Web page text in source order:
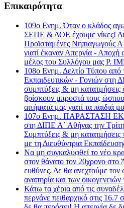
Επικαιρότητα
109ο Ενημ. Όταν ο κλάδος
ΣΕΠΕ & ΔΟΕ έχουμε νίκες!
Προϊσταμένες Νηπιαγωγούς
γιατί έκαναν Απεργία -
μέλος του Συλλόγου μας Ρ.
108ο Ενημ. Δελτίο Τύπου
Εκπαιδευτικών - Γονιών στη
συμπτύξεις & μη
βρίσκουν μπροστά τους
αιτήματά μας γιατί τα παιδιά
107o Ενημ. ΠΑΡΑΣΤΑΣΗ
στη ΔΙΠΕ Α΄ Αθήνας την
Συμπτύξεις & μη
με τη Διευθύντρια
Να μη συγκαλυφθεί το νέο
στον θάνατο τον 20χρονο
ευθύνες. Δε θα ανεχτούμε
αναπηρία και των
Κάτω τα χέρια από τις
περνάνε πειθαρχικό στις